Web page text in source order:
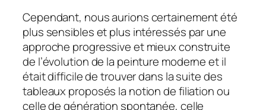
Cependant, nous aurions certainement été
plus sensibles et plus intéressés par une
approche progressive et mieux construite
de l’évolution de la peinture moderne et il
était difficile de trouver dans la suite des
tableaux proposés la notion de filiation ou
celle de génération spontanée, celle